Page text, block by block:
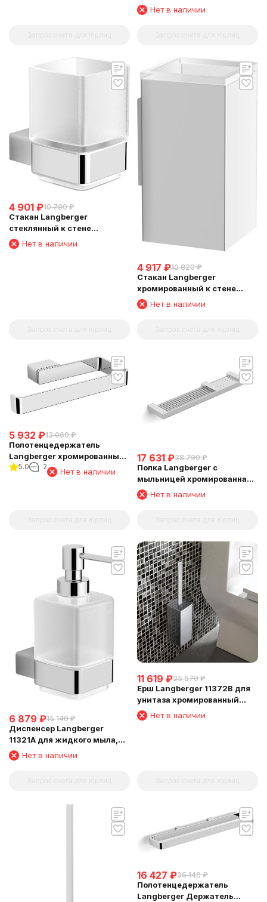
хромированная (L&C)
Нет в наличии
4 901 ₽10 790 ₽
Стакан Langberger
стеклянный к стене
квадратный 11311A
Нет в наличии
4 917 ₽10 820 ₽
Стакан Langberger
хромированный к стене
квадратный 30011A
Нет в наличии
5 932 ₽13 060 ₽
Полотенцедержатель
Langberger хромированный
5.0 2
Нет в наличии
17 631 ₽38 790 ₽
Полка Langberger с
мыльницей хромированная
универсальная к стене 52 см
(решетка+решетка) 31060E
Нет в наличии
6 879 ₽15 140 ₽
Диспенсер Langberger
11321A для жидкого мыла,
стеклянный, к стене
квадратный
Нет в наличии
11 619 ₽25 570 ₽
Ерш Langberger 11372B для
унитаза хромированный
квадратный к стене
Нет в наличии
16 427 ₽36 140 ₽
Полотенцедержатель
Langberger Держатель